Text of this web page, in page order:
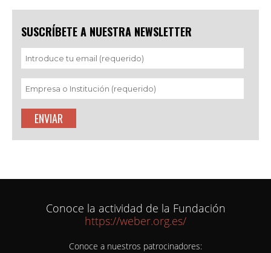
SUSCRÍBETE A NUESTRA NEWSLETTER
Conoce la actividad de la Fundación
https://weber.org.es/
Conoce a nuestros patrocinadores: